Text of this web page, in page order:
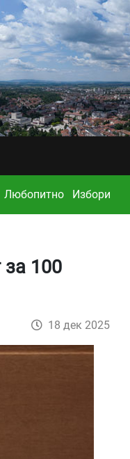
Любопитно Избори
100
18 дек 2025